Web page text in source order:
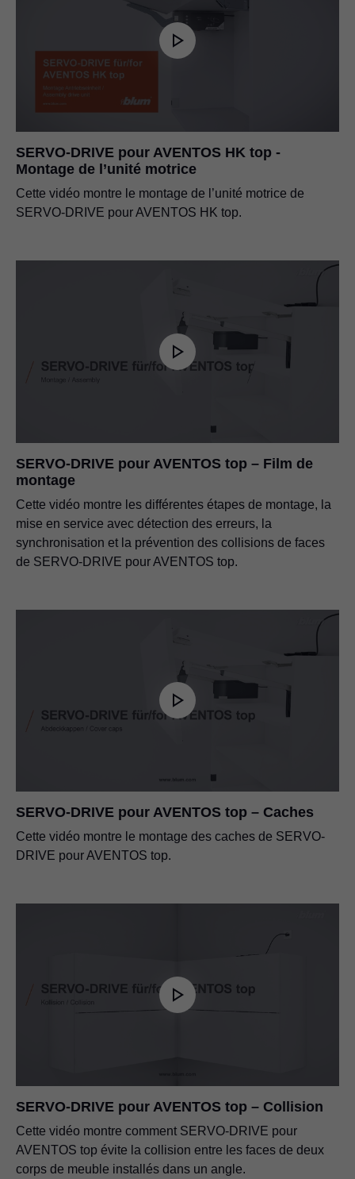
SERVO-DRIVE pour AVENTOS HK top -
Montage de l’unité motrice
Cette vidéo montre le montage de l’unité motrice de
SERVO-DRIVE pour AVENTOS HK top.
SERVO-DRIVE pour AVENTOS top – Film de
montage
Cette vidéo montre les différentes étapes de montage, la
mise en service avec détection des erreurs, la
synchronisation et la prévention des collisions de faces
de SERVO-DRIVE pour AVENTOS top.
SERVO-DRIVE pour AVENTOS top – Caches
Cette vidéo montre le montage des caches de SERVO-
DRIVE pour AVENTOS top.
SERVO-DRIVE pour AVENTOS top – Collision
Cette vidéo montre comment SERVO-DRIVE pour
AVENTOS top évite la collision entre les faces de deux
corps de meuble installés dans un angle.